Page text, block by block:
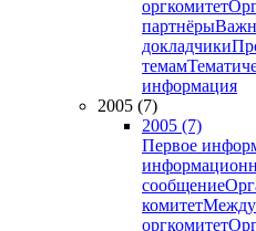
оргкомитет
партнёры
докладчики
темам
информация
2005 (7)
2005 (7)
Первое
сообщение
комитет
оргкомитет